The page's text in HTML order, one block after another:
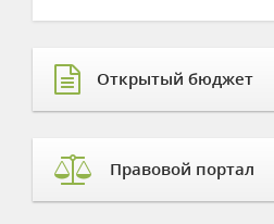
Открытый бюджет
Правовой портал